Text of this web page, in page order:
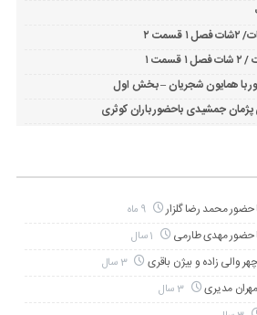
۱
با همایون شجریان – بخش اول
جمشیدی باحضور باران کوثری
حضور محمد رضا گلزار 9 ماه
حضور مهدی طارمی
والی زاده و بیژن باقری 3 سال
مدیری 3 سال